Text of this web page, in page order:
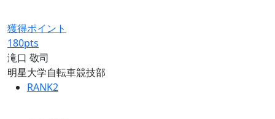
獲得ポイント
180pts
滝口 敬司
明星大学自転車競技部
RANK2